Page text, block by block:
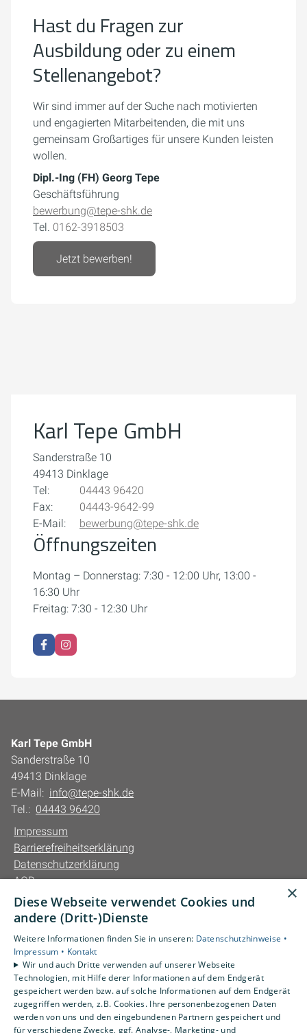
Hast du Fragen zur
Ausbildung oder zu einem
Stellenangebot?
Wir sind immer auf der Suche nach motivierten
und engagierten Mitarbeitenden, die mit uns
gemeinsam Großartiges für unsere Kunden leisten
wollen.
Dipl.-Ing (FH) Georg Tepe
Geschäftsführung
bewerbung@tepe-shk.de
Tel. 0162-3918503
Jetzt bewerben!
Cookie-Einstellungen öffnen
Karl Tepe GmbH
Sanderstraße 10
49413 Dinklage
Tel:
04443 96420
Fax:
04443-9642-99
E-Mail:
bewerbung@tepe-shk.de
Öffnungszeiten
Montag – Donnerstag: 7:30 - 12:00 Uhr, 13:00 -
16:30 Uhr
Freitag: 7:30 - 12:30 Uhr
Karl Tepe GmbH
Sanderstraße 10
49413 Dinklage
E-Mail: info@tepe-shk.de
Tel.: 04443 96420
Impressum
Barrierefreiheitserklärung
Datenschutzerklärung
AGB
Unsere Bereiche
Gewerbekunden
Karriere
Unternehmen
Kontakt
×
Diese Webseite verwendet Cookies und
andere (Dritt-)Dienste
Weitere Informationen finden Sie in unseren: Datenschutzhinweise •
Impressum • Kontakt
Wir und auch Dritte verwenden auf unserer Webseite
Technologien, mit Hilfe derer Informationen auf dem Endgerät
gespeichert werden bzw. auf solche Informationen auf dem Endgerät
zugegriffen werden, z.B. Cookies. Ihre personenbezogenen Daten
werden von uns und den eingebundenen Partnern gespeichert und
für verschiedene Zwecke, ggf. Analyse-, Marketing- und